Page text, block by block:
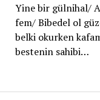
Yine bir gülnihal/
fem/ Bibedel ol
belki okurken
bestenin sahibi…